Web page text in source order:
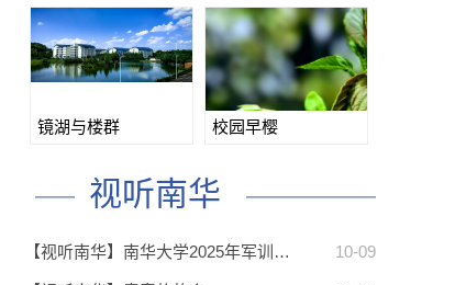
镜湖与楼群 校园早樱
视听南华
【视听南华】南华大学2025年军训… 10-09